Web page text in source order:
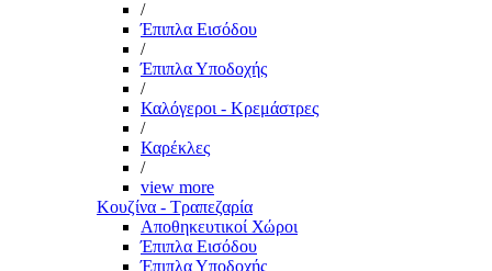
/
Έπιπλα Εισόδου
/
Έπιπλα Υποδοχής
/
Καλόγεροι - Κρεμάστρες
/
Καρέκλες
/
view more
Κουζίνα - Τραπεζαρία
Αποθηκευτικοί Χώροι
Έπιπλα Εισόδου
Έπιπλα Υποδοχής